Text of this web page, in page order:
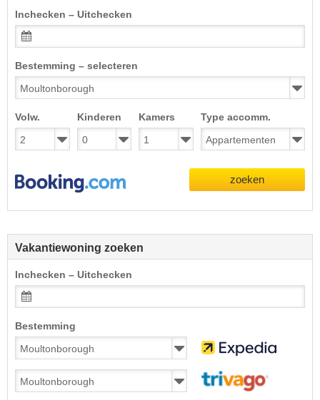
Inchecken – Uitchecken
Bestemming – selecteren
Volw. Kinderen Kamers Type accomm.
zoeken
Vakantiewoning zoeken
Inchecken – Uitchecken
Bestemming